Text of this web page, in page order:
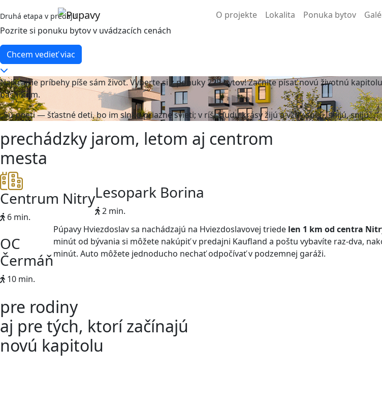
O projekte Lokalita Ponuka bytov
Druhá etapa v predaji!
Pozrite si ponuku bytov v uvádzacích cenách
Chcem vedieť viac
Najkrajšie príbehy píše sám život. Vyberte si z ponuky 225 bytov! Začnite písať novú životnú
básnikom.
„Sú poeti — šťastné deti, bo im slnko priazne svieti; v ríši kľudu krásy žijú a vždy snijú, snijú, snijú…“
prechádzky jarom, letom aj centrom
mesta
Centrum Nitry
6 min.
Lesopark Borina
2 min.
OC
Čermáň
10 min.
Púpavy Hviezdoslav sa nachádzajú na Hviezdoslavovej triede len 1 km od centra
minút od bývania si môžete nakúpiť v predajni Kaufland a poštu vybavíte raz-dva,
minút. Auto môžete jednoducho nechať odpočívať v podzemnej garáži.
pre rodiny
aj pre tých, ktorí začínajú
novú kapitolu